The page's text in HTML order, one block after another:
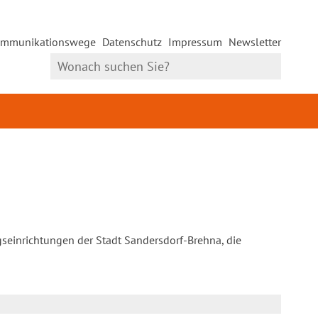
Datenschutz Impressum Newsletter
der Stadt Sandersdorf-Brehna, die